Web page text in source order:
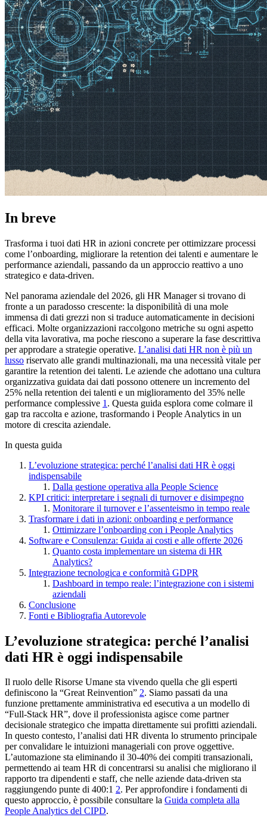
In breve
Trasforma i tuoi dati HR in azioni concrete per ottimizzare processi
come l’onboarding, migliorare la retention dei talenti e aumentare le
performance aziendali, passando da un approccio reattivo a uno
strategico e data-driven.
Nel panorama aziendale del 2026, gli HR Manager si trovano di
fronte a un paradosso crescente: la disponibilità di una mole
immensa di dati grezzi non si traduce automaticamente in decisioni
efficaci. Molte organizzazioni raccolgono metriche su ogni aspetto
della vita lavorativa, ma poche riescono a superare la fase descrittiva
per approdare a strategie operative. L’analisi dati HR non è più un
lusso riservato alle grandi multinazionali, ma una necessità vitale per
garantire la retention dei talenti. Le aziende che adottano una cultura
organizzativa guidata dai dati possono ottenere un incremento del
25% nella retention dei talenti e un miglioramento del 35% nelle
performance complessive 1 . Questa guida esplora come colmare il
gap tra raccolta e azione, trasformando i People Analytics in un
motore di crescita aziendale.
In questa guida
L’evoluzione strategica: perché l’analisi dati HR è oggi
indispensabile
Dalla gestione operativa alla People Science
KPI critici: interpretare i segnali di turnover e disimpegno
Monitorare il turnover e l’assenteismo in tempo reale
Trasformare i dati in azioni: onboarding e performance
Ottimizzare l’onboarding con i People Analytics
Software e Consulenza: Guida ai costi e alle offerte 2026
Quanto costa implementare un sistema di HR
Analytics?
Integrazione tecnologica e conformità GDPR
Dashboard in tempo reale: l’integrazione con i sistemi
aziendali
Conclusione
Fonti e Bibliografia Autorevole
L’evoluzione strategica: perché l’analisi
dati HR è oggi indispensabile
Il ruolo delle Risorse Umane sta vivendo quella che gli esperti
definiscono la “Great Reinvention” 2. Siamo passati da una
funzione prettamente amministrativa ed esecutiva a un modello di
“Full-Stack HR”, dove il professionista agisce come partner
decisionale strategico che impatta direttamente sui profitti aziendali.
In questo contesto, l’analisi dati HR diventa lo strumento principale
per convalidare le intuizioni manageriali con prove oggettive.
L’automazione sta eliminando il 30-40% dei compiti transazionali,
permettendo ai team HR di concentrarsi su analisi che migliorano il
rapporto tra dipendenti e staff, che nelle aziende data-driven sta
raggiungendo punte di 400:1 2. Per approfondire i fondamenti di
questo approccio, è possibile consultare la Guida completa alla
People Analytics del CIPD.